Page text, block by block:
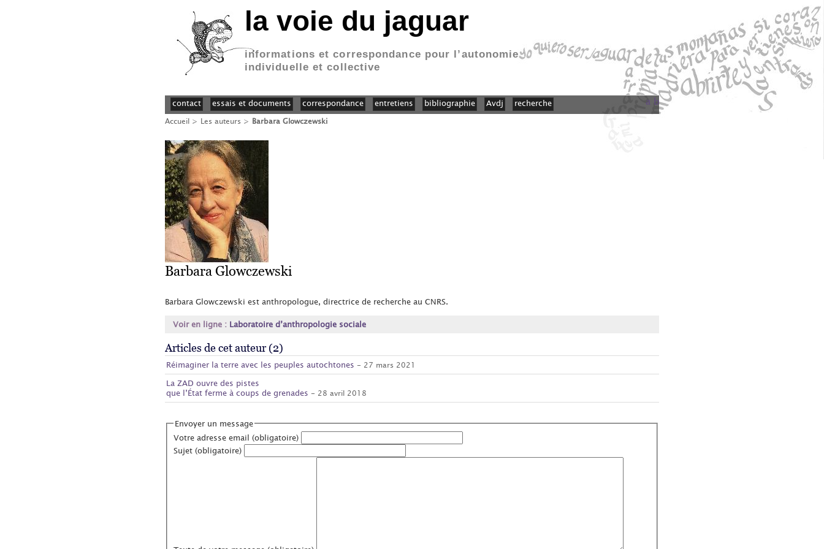
la voie du jaguar
informations et correspondance pour l’autonomie
individuelle et collective
contact essais et documents correspondance entretiens bibliographie Avdj recherche a b
Accueil> Les auteurs > Barbara Glowczewski
Barbara Glowczewski
Barbara Glowczewski est anthropologue, directrice de recherche au CNRS.
Voir en ligne : Laboratoire d’anthropologie sociale
Articles de cet auteur (2)
Réimaginer la terre avec les peuples autochtones - 27 mars 2021
La ZAD ouvre des pistes
que l’État ferme à coups de grenades - 28 avril 2018
Envoyer un message
Votre adresse email (obligatoire)
Sujet (obligatoire)